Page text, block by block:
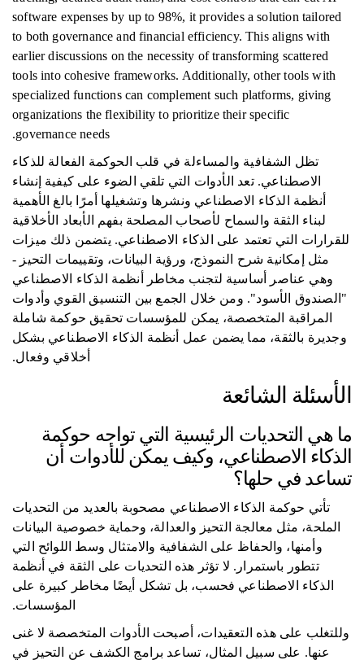
software expenses by up to 98%, it provides a solution tailored
to both governance and financial efficiency. This aligns with
earlier discussions on the necessity of transforming scattered
tools into cohesive frameworks. Additionally, other tools with
specialized functions can complement such platforms, giving
organizations the flexibility to prioritize their specific
governance needs.
تظل الشفافية والمساءلة في قلب الحوكمة الفعالة للذكاء
الاصطناعي. تعد الأدوات التي تلقي الضوء على كيفية إنشاء
أنظمة الذكاء الاصطناعي ونشرها وتشغيلها أمرًا بالغ الأهمية
لبناء الثقة والسماح لأصحاب المصلحة بفهم الأبعاد الأخلاقية
للقرارات التي تعتمد على الذكاء الاصطناعي. يتضمن ذلك ميزات
مثل إمكانية شرح النموذج، ورؤية البيانات، وتقييمات التحيز -
وهي عناصر أساسية لتجنب مخاطر أنظمة الذكاء الاصطناعي
"الصندوق الأسود". ومن خلال الجمع بين التنسيق القوي وأدوات
المراقبة المتخصصة، يمكن للمؤسسات تحقيق حوكمة شاملة
وجديرة بالثقة، مما يضمن عمل أنظمة الذكاء الاصطناعي بشكل
أخلاقي وفعال.
الأسئلة الشائعة
ما هي التحديات الرئيسية التي تواجه حوكمة
الذكاء الاصطناعي، وكيف يمكن للأدوات أن
تساعد في حلها؟
تأتي حوكمة الذكاء الاصطناعي مصحوبة بالعديد من التحديات
الملحة، مثل معالجة التحيز والعدالة، وحماية خصوصية البيانات
وأمنها، والحفاظ على الشفافية والامتثال وسط اللوائح التي
تتطور باستمرار. لا تؤثر هذه التحديات على الثقة في أنظمة
الذكاء الاصطناعي فحسب، بل تشكل أيضًا مخاطر كبيرة على
المؤسسات.
وللتغلب على هذه التعقيدات، أصبحت الأدوات المتخصصة لا غنى
عنها. على سبيل المثال، تساعد برامج الكشف عن التحيز في